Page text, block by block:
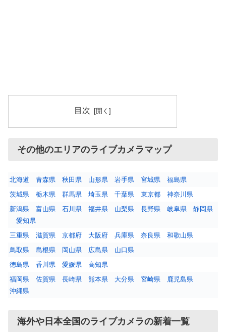
目次
その他のエリアのライブカメラマップ
北海道 青森県 秋田県 山形県 岩手県 宮城県
福島県
茨城県
栃木県 群馬県 埼玉県 千葉県 東京都
神奈川県
新潟県
富山県 石川県 福井県 山梨県 長野県 岐阜県
静岡県
愛知県
三重県
滋賀県 京都府 大阪府 兵庫県 奈良県
和歌山県
鳥取県
島根県 岡山県 広島県
山口県
徳島県
香川県 愛媛県
高知県
福岡県
佐賀県 長崎県 熊本県 大分県 宮崎県
鹿児島県
沖縄県
海外や日本全国のライブカメラの新着一覧